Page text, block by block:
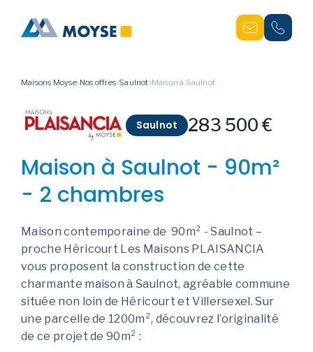
Maisons Moyse Nos offres Saulnot Maison à Saulnot
Saulnot 283 500 €
Maison à Saulnot - 90m²
- 2 chambres
Maison contemporaine de 90m² - Saulnot –
proche Héricourt Les Maisons PLAISANCIA
vous proposent la construction de cette
charmante maison à Saulnot, agréable commune
située non loin de Héricourt et Villersexel. Sur
une parcelle de 1200m², découvrez l’originalité
de ce projet de 90m² :